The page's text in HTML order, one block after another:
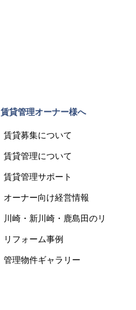
賃貸管理オーナー様へ
賃貸募集について
賃貸管理について
賃貸管理サポート
オーナー向け経営情報
川崎・新川崎・鹿島田のリフォーム
リフォーム事例
管理物件ギャラリー